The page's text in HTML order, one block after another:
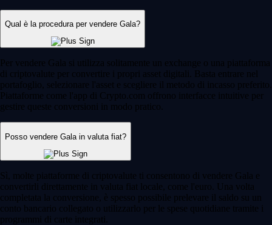
Qual è la procedura per vendere Gala?
Per vendere Gala si utilizza solitamente un exchange o una piattaforma
di criptovalute per convertire i propri asset digitali. Basta entrare nel
portafoglio, selezionare l'asset e scegliere il metodo di incasso preferito.
Piattaforme come l'app di Crypto.com offrono interfacce intuitive per
gestire queste conversioni in modo pratico.
Posso vendere Gala in valuta fiat?
Sì, molte piattaforme di criptovalute ti consentono di vendere Gala e
convertirli direttamente in valuta fiat locale, come l'euro. Una volta
completata la conversione, è spesso possibile prelevare il saldo su un
conto bancario collegato o utilizzarlo per le spese quotidiane tramite i
programmi di carte integrati.